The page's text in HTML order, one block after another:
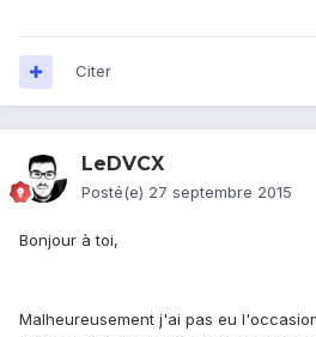
Citer
LeDVCX
Posté(e) 27 septembre 2015
Bonjour à toi,
Malheureusement j'ai pas eu